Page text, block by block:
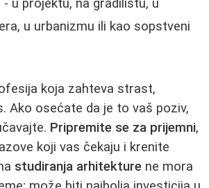
u projektu, na gradilištu, u
u urbanizmu ili kao sopstveni
koja zahteva strast,
Ako osećate da je to vaš poziv,
Pripremite se za prijemni,
koji vas čekaju i krenite
studiranja arhitekture ne mora